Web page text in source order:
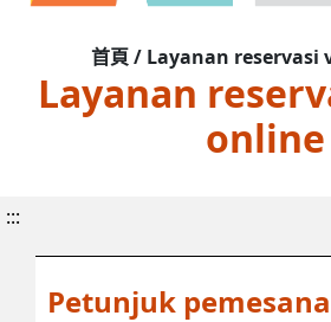
首頁 / Layanan reservasi
Layanan
online
:::
Petunjuk